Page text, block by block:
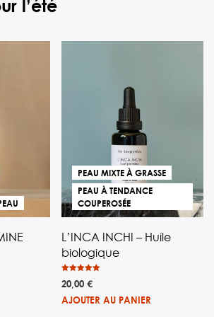
l’été
PEAU MIXTE À GRASSE
PEAU À TENDANCE
COUPEROSÉE
L’INCA INCHI – Huile
biologique
5.00
20,00€
AJOUTER AU PANIER